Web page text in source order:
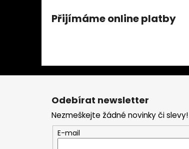
Přijímáme online platby
Z
Odebírat newsletter
Nezmeškejte žádné novinky či slevy!
E-mail